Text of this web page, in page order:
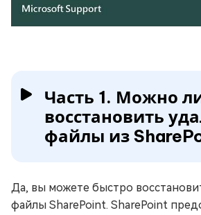
Часть 1. Можно
восстановить
файлы из
Да, вы можете быстро
файлы SharePoint. SharePoint